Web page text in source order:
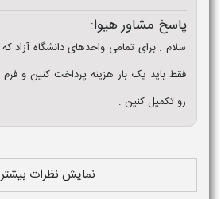
پاسخ مشاور هیوا:
سلام . برای تمامی واحدهای دانشگاه آزاد
فقط باید یک بار هزینه پرداخت کنین و
رو تکمیل کنین .
نمایش نظرات